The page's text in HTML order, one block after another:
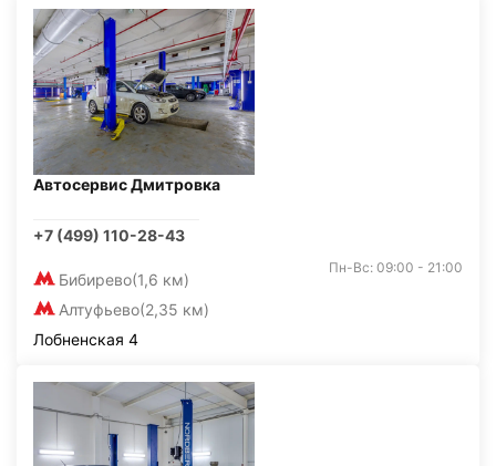
Автосервис Дмитровка
+7 (499) 110-28-43
Бибирево(1,6 км)
Алтуфьево(2,35 км)
Пн-Вс: 09:00 - 21:00
Лобненская 4